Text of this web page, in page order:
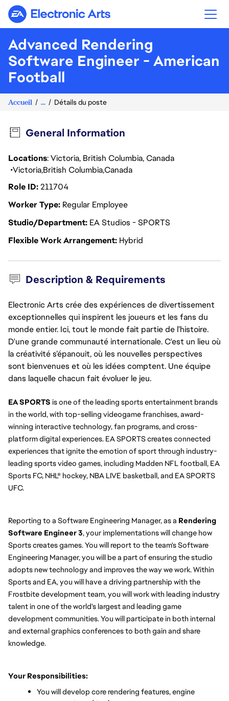
Electronic Arts
Advanced Rendering
Software Engineer - American
Football
Accueil ... Détails du poste
General Information
Locations: Victoria, British Columbia, Canada
VictoriaBritish ColumbiaCanada
Role ID211704
Worker Type Regular Employee
Studio/Department EA Studios - SPORTS
Flexible Work Arrangement Hybrid
Description & Requirements
Electronic Arts crée des expériences de divertissement
exceptionnelles qui inspirent les joueurs et les fans du
monde entier. Ici, tout le monde fait partie de l’histoire.
D'une grande communauté internationale. C'est un lieu où
la créativité s’épanouit, où les nouvelles perspectives
sont bienvenues et où les idées comptent. Une équipe
dans laquelle chacun fait évoluer le jeu.
EA SPORTS is one of the leading sports entertainment brands
in the world, with top-selling videogame franchises, award-
winning interactive technology, fan programs, and cross-
platform digital experiences. EA SPORTS creates connected
experiences that ignite the emotion of sport through industry-
leading sports video games, including Madden NFL football, EA
Sports FC, NHL® hockey, NBA LIVE basketball, and EA SPORTS
UFC.
Reporting to a Software Engineering Manager, as a Rendering
Software Engineer 3, your implementations will change how
Sports creates games. You will report to the team's Software
Engineering Manager, you will be a part of ensuring the studio
adopts new technology and improves the way we work. Within
Sports and EA, you will have a driving partnership with the
Frostbite development team, you will work with leading industry
talent in one of the world's largest and leading game
development communities. You will participate in both internal
and external graphics conferences to both gain and share
knowledge.
Your Responsibilities:
You will develop core rendering features, engine